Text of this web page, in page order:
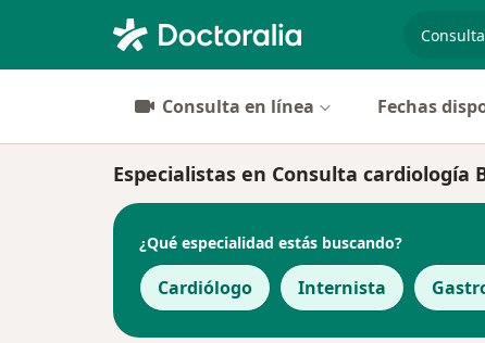
Consulta en línea Fechas
Especialistas en Consulta cardiología
¿Qué especialidad estás buscando?
Cardiólogo Internista